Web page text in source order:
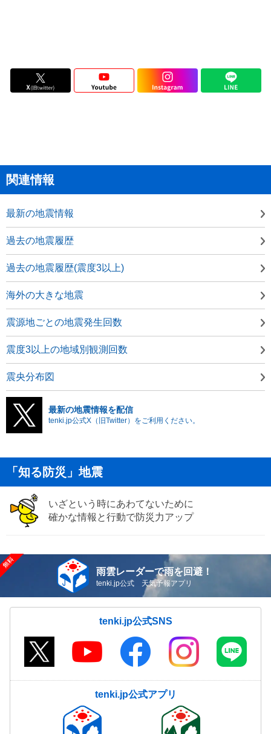
関連情報
最新の地震情報
過去の地震履歴
過去の地震履歴(震度3以上)
海外の大きな地震
震源地ごとの地震発生回数
震度3以上の地域別観測回数
震央分布図
最新の地震情報を配信
tenki.jp公式X（旧Twitter）をご利用ください。
「知る防災」地震
いざという時にあわてないために
確かな情報と行動で防災力アップ
雨雲レーダーで雨を回避！
tenki.jp公式 天気予報アプリ
tenki.jp公式SNS
tenki.jp公式アプリ